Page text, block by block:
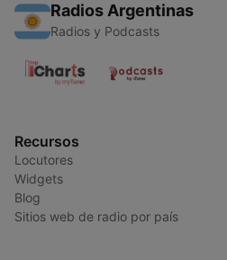
Radios Argentinas
Radios y Podcasts
Recursos
Locutores
Widgets
Blog
Sitios web de radio por país